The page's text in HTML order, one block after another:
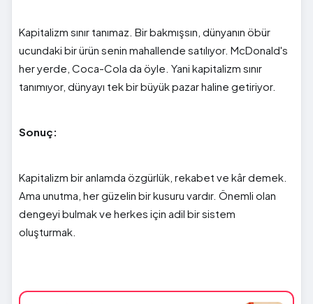
Kapitalizm sınır tanımaz. Bir bakmışsın, dünyanın öbür
ucundaki bir ürün senin mahallende satılıyor. McDonald's
her yerde, Coca-Cola da öyle. Yani kapitalizm sınır
tanımıyor, dünyayı tek bir büyük pazar haline getiriyor.
Sonuç:
Kapitalizm bir anlamda özgürlük, rekabet ve kâr demek.
Ama unutma, her güzelin bir kusuru vardır. Önemli olan
dengeyi bulmak ve herkes için adil bir sistem
oluşturmak.